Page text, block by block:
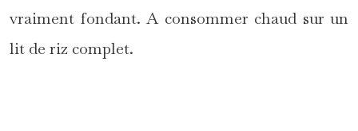
vraiment fondant. A consommer chaud sur un
lit de riz complet.